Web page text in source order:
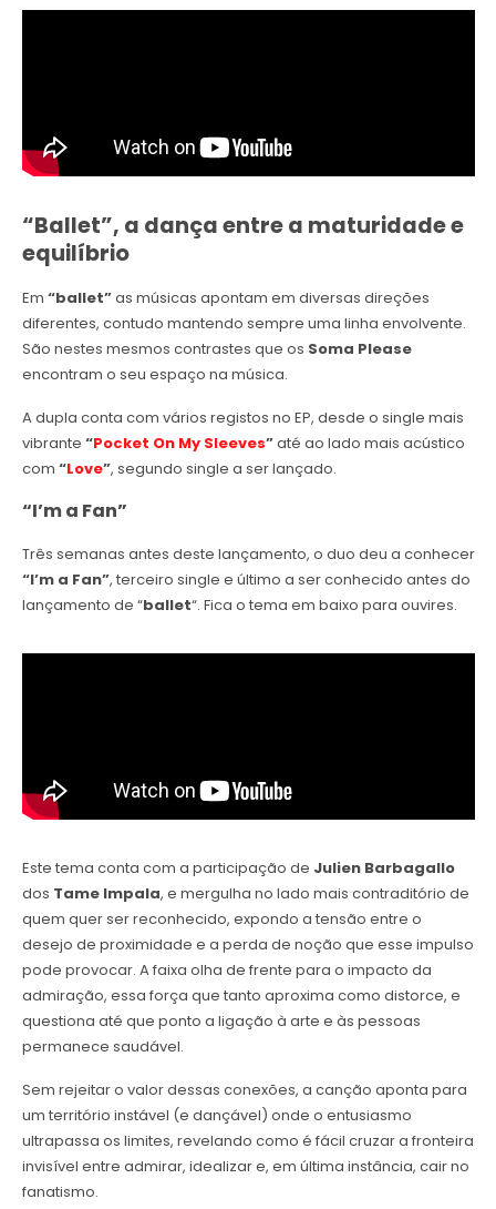
“Ballet”, a dança entre a maturidade e
equilíbrio
Em “ballet”as músicas apontam em diversas direções
diferentes, contudo mantendo sempre uma linha envolvente.
São nestes mesmos contrastes que os Soma Please
encontram o seu espaço na música.
A dupla conta com vários registos no EP, desde o single mais
vibrante “Pocket On My Sleeves”até ao lado mais acústico
com “Love”, segundo single a ser lançado.
“I’m a Fan”
Três semanas antes deste lançamento, o duo deu a conhecer
“I’m a Fan”, terceiro single e último a ser conhecido antes do
lançamento de “ballet“. Fica o tema em baixo para ouvires.
Este tema conta com a participação de Julien Barbagallo
dos Tame Impala, e mergulha no lado mais contraditório de
quem quer ser reconhecido, expondo a tensão entre o
desejo de proximidade e a perda de noção que esse impulso
pode provocar. A faixa olha de frente para o impacto da
admiração, essa força que tanto aproxima como distorce, e
questiona até que ponto a ligação à arte e às pessoas
permanece saudável.
Sem rejeitar o valor dessas conexões, a canção aponta para
um território instável (e dançável) onde o entusiasmo
ultrapassa os limites, revelando como é fácil cruzar a fronteira
invisível entre admirar, idealizar e, em última instância, cair no
fanatismo.